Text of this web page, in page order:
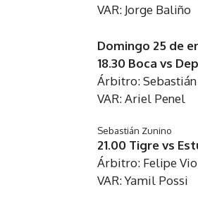
VAR: Jorge Baliño
Domingo 25 de
18.30 Boca vs
Árbitro:
VAR: Ariel Penel
Sebastián Zunino
21.00 Tigre vs
Árbitro: Felipe
VAR: Yamil Possi